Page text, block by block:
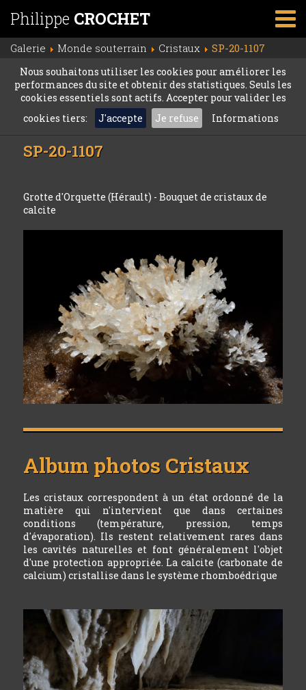
Philippe CROCHET
Galerie Monde souterrain Cristaux SP-20-1107
Nous souhaitons utiliser les cookies pour améliorer les
performances du site et obtenir des statistiques. Seuls les
cookies essentiels sont actifs. Accepter pour valider les
cookies tiers:
J'accepte Je refuse Informations
SP-20-1107
Grotte d'Orquette (Hérault) - Bouquet de cristaux de
calcite
Album photos Cristaux
Les cristaux correspondent à un état ordonné de la
matière qui n'intervient que dans certaines
conditions (température, pression, temps
d'évaporation). Ils restent relativement rares dans
les cavités naturelles et font généralement l'objet
d'une protection appropriée. La calcite (carbonate de
calcium) cristallise dans le système rhomboédrique